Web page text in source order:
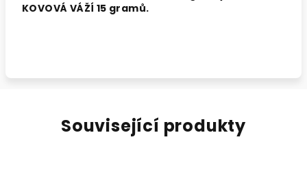
KOVOVÁ VÁŽÍ 15 gramů.
Související produkty